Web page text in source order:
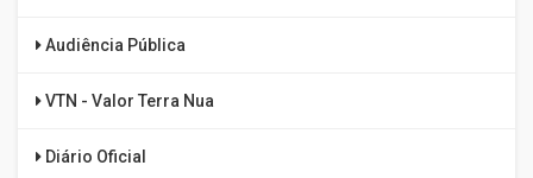
Audiência Pública
VTN - Valor Terra Nua
Diário Oficial